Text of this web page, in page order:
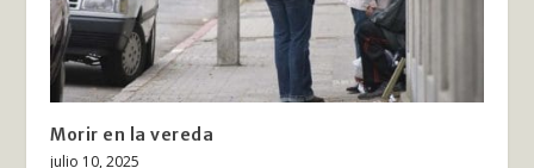
Morir en la vereda
julio 10, 2025